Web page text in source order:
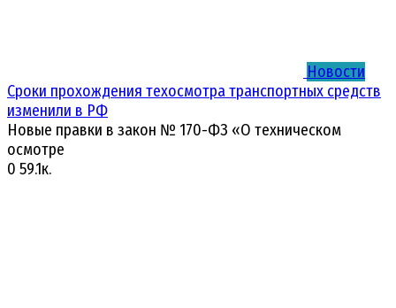
Новости
Сроки прохождения техосмотра транспортных средств
изменили в РФ
Новые правки в закон № 170-ФЗ «О техническом
осмотре
0 59.1к.